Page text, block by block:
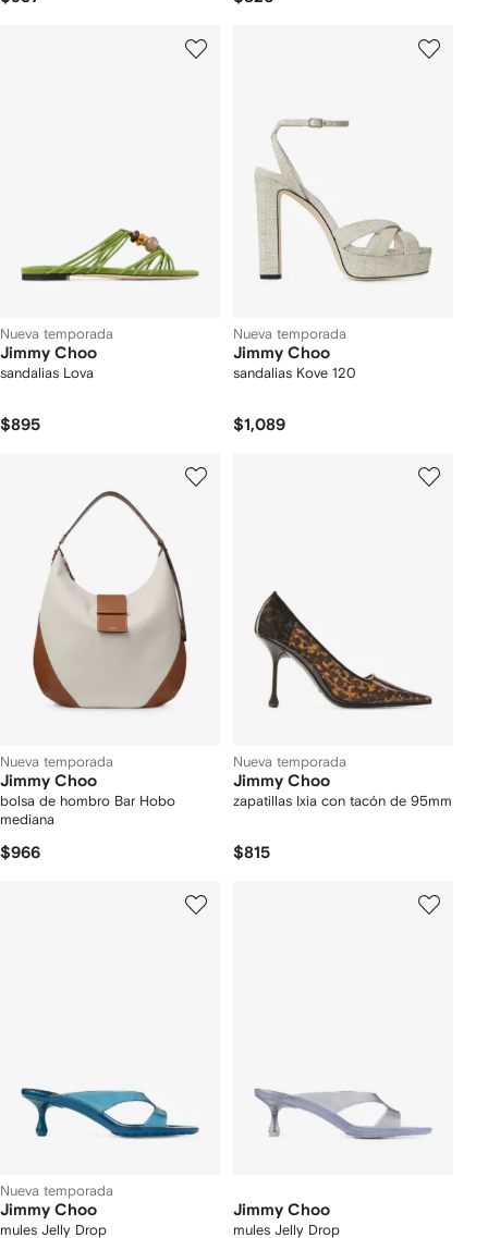
Nueva temporada
Jimmy Choo
sandalias Lova
$895
Nueva temporada
Jimmy Choo
sandalias Kove 120
$1,089
Nueva temporada
Jimmy Choo
bolsa de hombro Bar Hobo
mediana
$966
Nueva temporada
Jimmy Choo
zapatillas Ixia con tacón de 95mm
$815
Nueva temporada
Jimmy Choo
mules Jelly Drop
Jimmy Choo
mules Jelly Drop